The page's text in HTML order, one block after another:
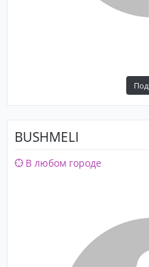
BUSHMELI
В любом городе